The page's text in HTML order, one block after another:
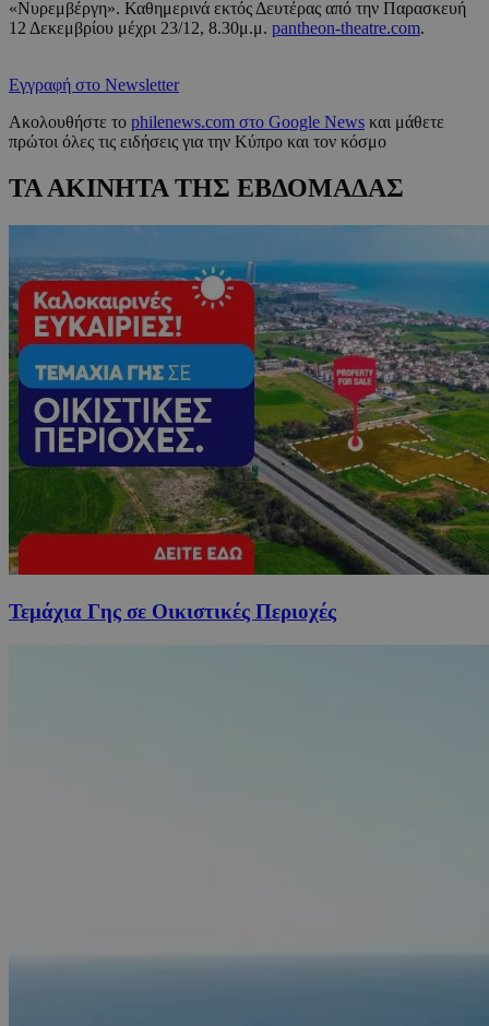
«Νυρεμβέργη». Καθημερινά εκτός Δευτέρας από την Παρασκευή
12 Δεκεμβρίου μέχρι 23/12, 8.30μ.μ. pantheon-theatre.com.
Εγγραφή στο Newsletter
Ακολουθήστε το philenews.com στο Google News και μάθετε
πρώτοι όλες τις ειδήσεις για την Κύπρο και τον κόσμο
ΤΑ ΑΚΙΝΗΤΑ ΤΗΣ ΕΒΔΟΜΑΔΑΣ
Τεμάχια Γης σε Οικιστικές Περιοχές